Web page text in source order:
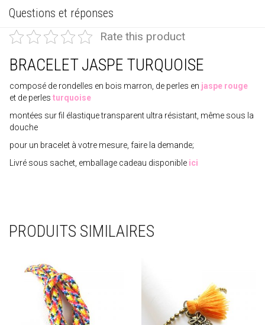
Questions et réponses
Rate this product
BRACELET JASPE TURQUOISE
composé de rondelles en bois marron, de perles en jaspe rouge
et de perles turquoise
montées sur fil élastique transparent ultra résistant, même sous la
douche
pour un bracelet à votre mesure, faire la demande;
Livré sous sachet, emballage cadeau disponible ici
PRODUITS SIMILAIRES